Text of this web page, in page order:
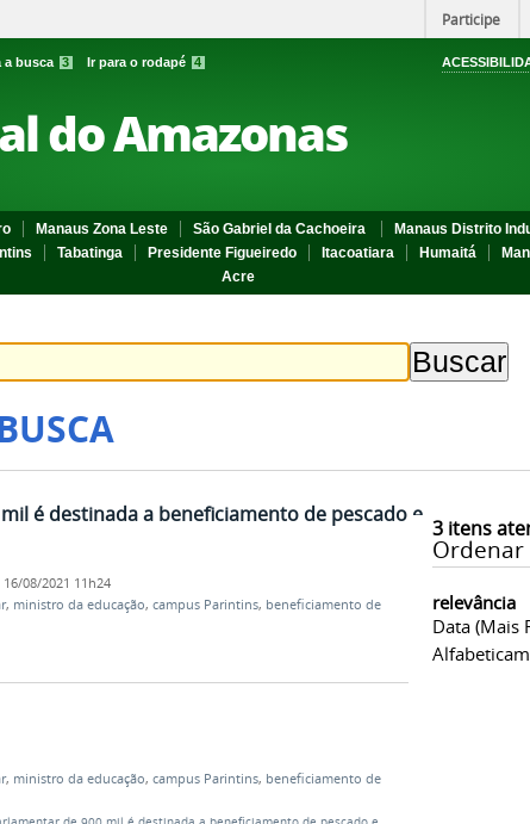
Participe
a busca 3 Ir para o rodapé 4
do Amazonas
Manaus Zona Leste São Gabriel da Cachoeira
Manaus Distrito
Tabatinga Presidente Figueiredo Itacoatiara Humaitá
Acre
3itens
Ordenar
relevância
Data (mais
é destinada a beneficiamento de pescado e
16/08/2021 11h24
, ministro da educação, campus Parintins, beneficiamento de
, ministro da educação, campus Parintins, beneficiamento de